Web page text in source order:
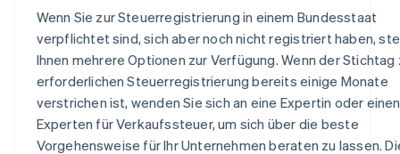
Wenn Sie zur Steuerregistrierung in einem Bundesstaat
verpflichtet sind, sich aber noch nicht registriert haben,
Ihnen mehrere Optionen zur Verfügung. Wenn der Stichtag
erforderlichen Steuerregistrierung bereits einige Monate
verstrichen ist, wenden Sie sich an eine Expertin oder einen
Experten für Verkaufssteuer, um sich über die beste
Vorgehensweise für Ihr Unternehmen beraten zu lassen.